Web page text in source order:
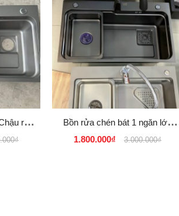
rửa
Hàn
Bồn rửa chén bát 1 ngăn lớn
Konox
1.800.000₫ 3.000.000₫